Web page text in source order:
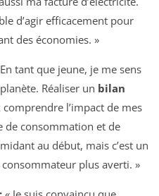
d’agir efficacement pour
des économies. »
tant que jeune, je me sens
Réaliser un bilan
l’impact de mes
de consommation et de
au début, mais c’est un
plus averti. »